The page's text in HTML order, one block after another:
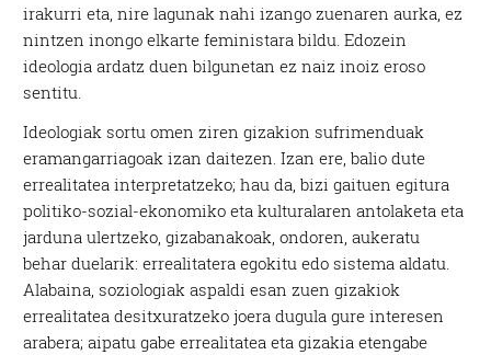
irakurri eta, nire lagunak nahi izango zuenaren aurka, ez
nintzen inongo elkarte feministara bildu. Edozein
ideologia ardatz duen bilgunetan ez naiz inoiz eroso
sentitu.
Ideologiak sortu omen ziren gizakion sufrimenduak
eramangarriagoak izan daitezen. Izan ere, balio dute
errealitatea interpretatzeko; hau da, bizi gaituen egitura
politiko-sozial-ekonomiko eta kulturalaren antolaketa eta
jarduna ulertzeko, gizabanakoak, ondoren, aukeratu
behar duelarik: errealitatera egokitu edo sistema aldatu.
Alabaina, soziologiak aspaldi esan zuen gizakiok
errealitatea desitxuratzeko joera dugula gure interesen
arabera; aipatu gabe errealitatea eta gizakia etengabe